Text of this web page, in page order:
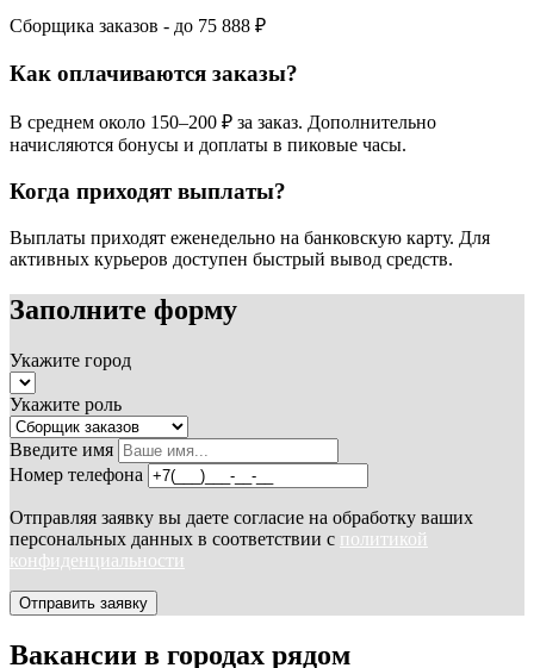
Сборщика заказов - до 75 888 ₽
Как оплачиваются заказы?
В среднем около 150–200 ₽ за заказ. Дополнительно
начисляются бонусы и доплаты в пиковые часы.
Когда приходят выплаты?
Выплаты приходят еженедельно на банковскую карту. Для
активных курьеров доступен быстрый вывод средств.
Заполните форму
Укажите город
Укажите роль
Введите имя
Номер телефона
Отправляя заявку вы даете согласие на обработку ваших
персональных данных в соответствии с политикой
конфиденциальности
Отправить заявку
Вакансии в городах рядом